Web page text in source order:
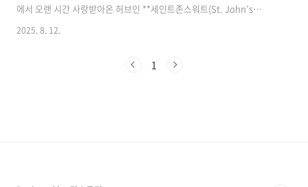
에서 오랜 시간 사랑받아온 허브인 **세인트존스워트(St. John’s
Wort)**는 최근 국내에서도 많은 주목을 받고 있습니다. 오늘은 세인트
다. 목차1. 세인트존스워트란? 2. 세인트존스워트 효능 3. 세인트존스워
2025. 8. 12.
1